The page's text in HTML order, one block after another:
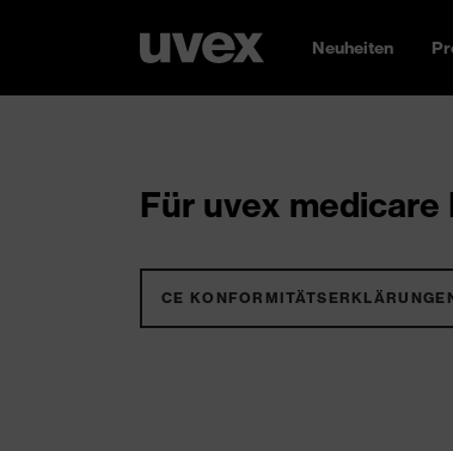
Neuheiten
Für uvex
CE